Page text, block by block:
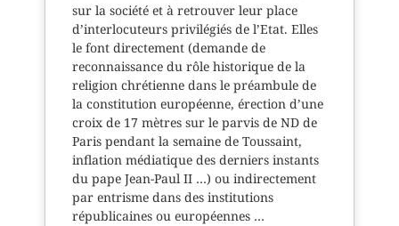
sur la société et à retrouver leur place
d’interlocuteurs privilégiés de l’Etat. Elles
le font directement (demande de
reconnaissance du rôle historique de la
religion chrétienne dans le préambule de
la constitution européenne, érection d’une
croix de 17 mètres sur le parvis de ND de
Paris pendant la semaine de Toussaint,
inflation médiatique des derniers instants
du pape Jean-Paul II …) ou indirectement
par entrisme dans des institutions
républicaines ou européennes …